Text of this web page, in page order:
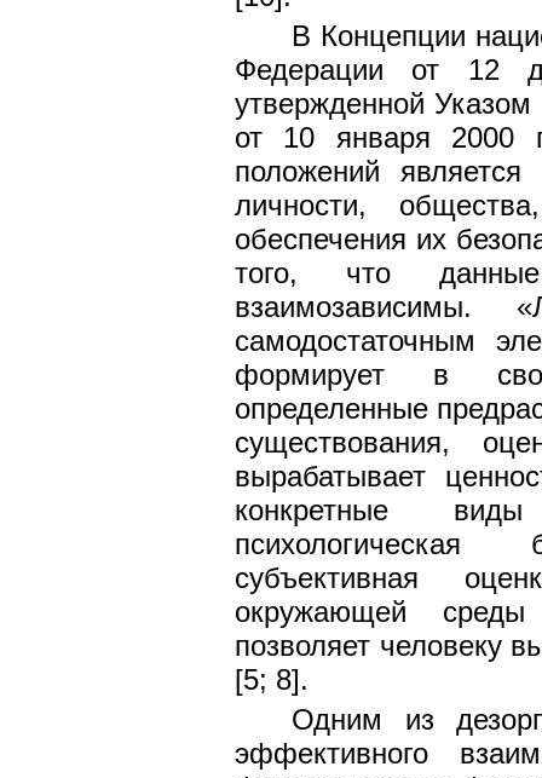
В Концепции
Федерации от 12
утвержденной
от 10 января
положений
личности,
обеспечения их
того, что
взаимозависимы.
самодостаточным
формирует в
определенные
существования,
вырабатывает
конкретные
субъективная
окружающей среды
позволяет человеку
[5; 8].
Одним из
эффективного